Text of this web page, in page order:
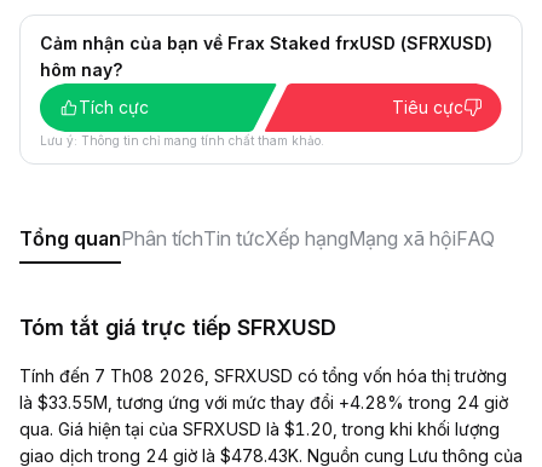
Cảm nhận của bạn về Frax Staked frxUSD (SFRXUSD)
hôm nay?
Tích cực
Tiêu cực
Lưu ý: Thông tin chỉ mang tính chất tham khảo.
Tổng quanPhân tíchTin tứcXếp hạngMạng xã hộiFAQ
Tóm tắt giá trực tiếp SFRXUSD
Tính đến 7 Th08 2026, SFRXUSD có tổng vốn hóa thị trường
là $33.55M, tương ứng với mức thay đổi +4.28% trong 24 giờ
qua. Giá hiện tại của SFRXUSD là $1.20, trong khi khối lượng
giao dịch trong 24 giờ là $478.43K. Nguồn cung Lưu thông của